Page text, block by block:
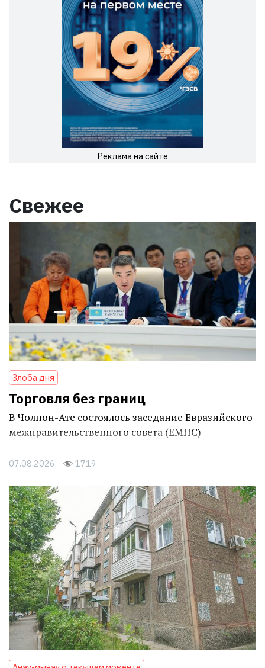
Реклама на сайте
Свежее
Злоба дня
Торговля без границ
В Чолпон-Ате состоялось заседание Евразийского
межправительственного совета (ЕМПС)
07.08.2026 1719